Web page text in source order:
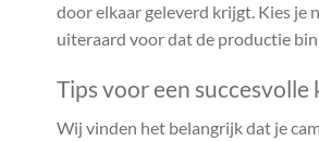
door elkaar geleverd krijgt. Kies je
uiteraard voor dat de productie
Tips voor een
Wij vinden het belangrijk dat je